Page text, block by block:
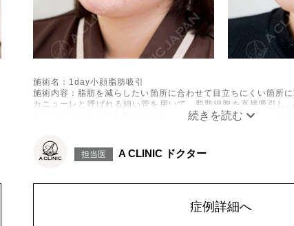
施術名：1day小顔脂肪吸引
施術内容：脂肪を減らしたい箇所に合わせて目立ちにくい箇所
カニューレと呼ばれる細い管を用いて、脂肪細胞を直接吸引し
ド®と呼ばれる溶ける繊維をお顔の目立たない部分から皮下へ
リスク、副作用：赤み、熱感、痛み、しびれ、むくみ、内出血
に生じることがございます。また、稀に貧血、細菌感染症、左
顔の脂肪吸引箇所の追加 1ヶ所ごと+162,800円(税込)
担当医 A CLINIC ドクター
症例詳細へ